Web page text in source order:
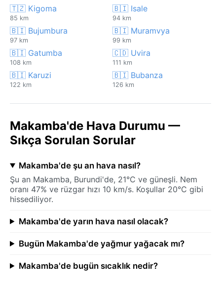
🇹🇿 Kigoma
85 km
🇧🇮 Isale
94 km
🇧🇮 Bujumbura
97 km
🇧🇮 Muramvya
99 km
🇧🇮 Gatumba
108 km
🇨🇩 Uvira
111 km
🇧🇮 Karuzi
122 km
🇧🇮 Bubanza
126 km
Makamba'de Hava Durumu —
Sıkça Sorulan Sorular
Makamba'de şu an hava nasıl?
Şu an Makamba, Burundi'de, 21°C ve güneşli. Nem
oranı 47% ve rüzgar hızı 10 km/s. Koşullar 20°C gibi
hissediliyor.
Makamba'de yarın hava nasıl olacak?
Bugün Makamba'de yağmur yağacak mı?
Makamba'de bugün sıcaklık nedir?